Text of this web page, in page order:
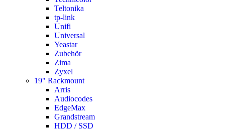
Teltonika
tp-link
Unifi
Universal
Yeastar
Zubehör
Zima
Zyxel
19" Rackmount
Arris
Audiocodes
EdgeMax
Grandstream
HDD / SSD